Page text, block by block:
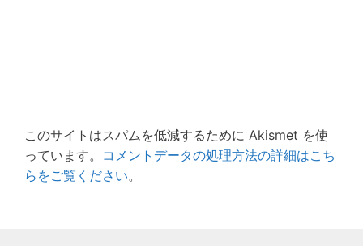
このサイトはスパムを低減するために Akismet を使
っています。 コメントデータの処理方法の詳細はこち
らをご覧ください。